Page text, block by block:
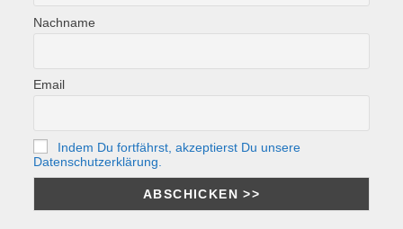
Nachname
Email
Indem Du fortfährst, akzeptierst Du unsere
Datenschutzerklärung.